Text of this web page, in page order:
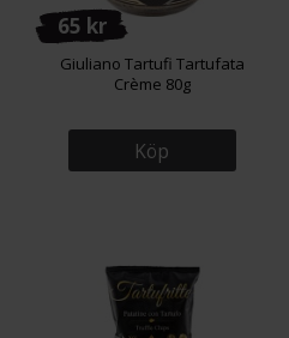
65 kr
Giuliano Tartufi Tartufata
Crème 80g
Köp